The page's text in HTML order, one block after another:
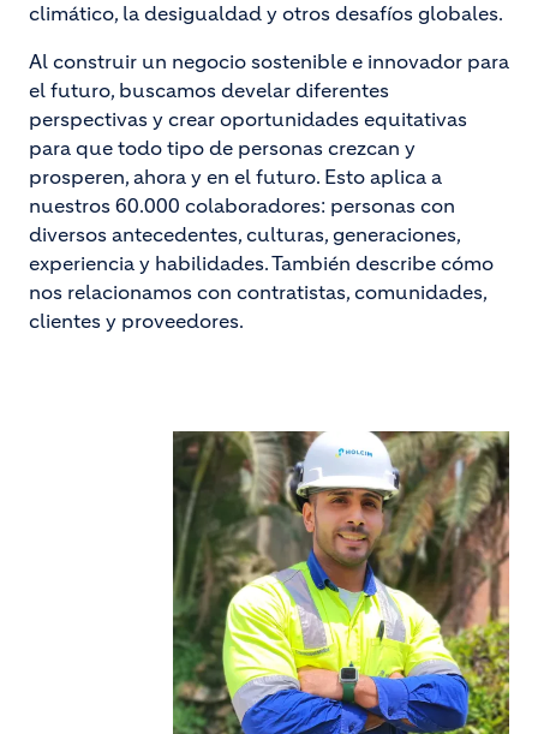
climático, la desigualdad y otros desafíos globales.
Al construir un negocio sostenible e innovador para
el futuro, buscamos develar diferentes
perspectivas y crear oportunidades equitativas
para que todo tipo de personas crezcan y
prosperen, ahora y en el futuro. Esto aplica a
nuestros 60.000 colaboradores: personas con
diversos antecedentes, culturas, generaciones,
experiencia y habilidades. También describe cómo
nos relacionamos con contratistas, comunidades,
clientes y proveedores.
Image